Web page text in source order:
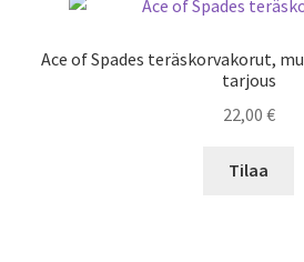
Ace of Spades teräskorvakorut,
tarjous
22,00 €
Tilaa